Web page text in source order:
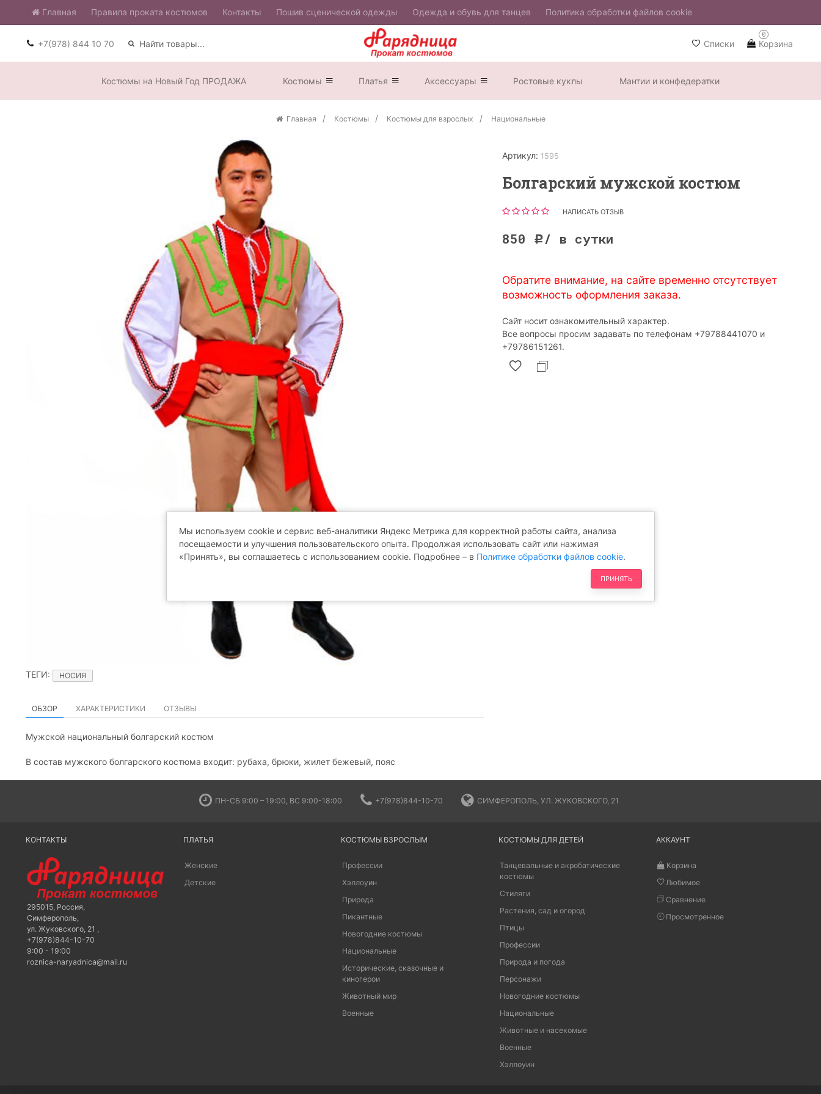
Главная ​Правила проката костюмов Контакты Пошив сценической одежды Одежда и обувь для танцев Политика обработки файлов cookie
+7(978) 844 10 70 Списки Корзина
0
Костюмы на Новый Год ПРОДАЖА Костюмы Платья Аксессуары Ростовые куклы Мантии и конфедератки
Главная Костюмы Костюмы для взрослых Национальные
Артикул: 1595
Болгарский мужской костюм
НАПИСАТЬ ОТЗЫВ
850 Р / в сутки
Обратите внимание, на сайте временно отсутствует
возможность оформления заказа.
Сайт носит ознакомительный характер.
Все вопросы просим задавать по телефонам ‎+79788441070 и
‎+79786151261.
ТЕГИ: НОСИЯ
ОБЗОР ХАРАКТЕРИСТИКИ ОТЗЫВЫ
Мужской национальный болгарский костюм
В состав мужского болгарского костюма входит: рубаха, брюки, жилет бежевый, пояс
ПН-СБ 9:00 – 19:00, ВС 9:00-18:00 +7(978)844-10-70 СИМФЕРОПОЛЬ, УЛ. ЖУКОВСКОГО, 21
КОНТАКТЫ
295015, Россия,
Симферополь,
ул. Жуковского, 21 ,
+7(978)844-10-70
9:00 - 19:00
roznica-naryadnica@mail.ru
ПЛАТЬЯ
Женские
Детские
КОСТЮМЫ ВЗРОСЛЫМ
Профессии
Хэллоуин
Природа
Пикантные
Новогодние костюмы
Национальные
Исторические, сказочные и
киногерои
Животный мир
Военные
КОСТЮМЫ ДЛЯ ДЕТЕЙ
Танцевальные и акробатические
костюмы
Стиляги
Растения, сад и огород
Птицы
Профессии
Природа и погода
Персонажи
Новогодние костюмы
Национальные
Животные и насекомые
Военные
Хэллоуин
АККАУНТ
Корзина
Любимое
Сравнение
Просмотренное
Мы используем cookie и сервис веб-аналитики Яндекс Метрика для корректной работы сайта, анализа
посещаемости и улучшения пользовательского опыта. Продолжая использовать сайт или нажимая
«Принять», вы соглашаетесь с использованием cookie. Подробнее – в Политике обработки файлов cookie.
ПРИНЯТЬ